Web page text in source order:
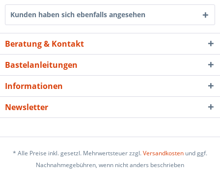
Kunden haben sich ebenfalls angesehen
Beratung & Kontakt
Bastelanleitungen
Informationen
Newsletter
* Alle Preise inkl. gesetzl. Mehrwertsteuer zzgl.Versandkosten und ggf.
Nachnahmegebühren, wenn nicht anders beschrieben